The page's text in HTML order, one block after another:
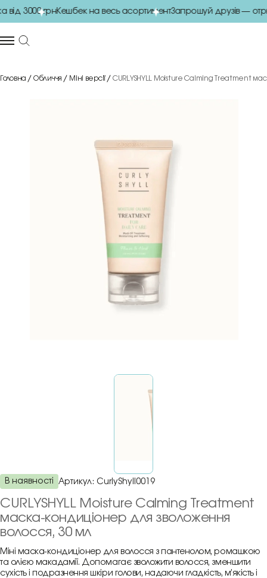
3000 грнКешбек на весь асортиментЗапрошуй друзів —
Головна Обличчя Міні версії CURLYSHYLL Moisture Calming Treatment
В наявності Артикул: CurlyShyll0019
CURLYSHYLL Moisture Calming Treatment
маска-кондиціонер для зволоження
волосся, 30 мл
Міні маска-кондиціонер для волосся з пантенолом, ромашкою
та олією макадамії. Допомагає зволожити волосся, зменшити
сухість і подразнення шкіри голови, надаючи гладкість, м’якість і